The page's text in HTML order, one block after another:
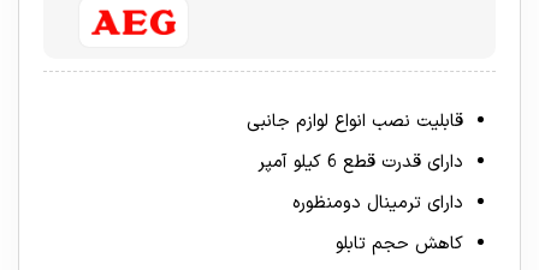
قابلیت نصب انواع لوازم جانبی
دارای قدرت قطع 6 کیلو آمپر
دارای ترمینال دومنظوره
کاهش حجم تابلو